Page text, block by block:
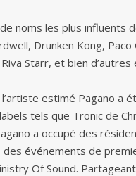
noms les plus influents
Drunken Kong, Paco
Starr, et bien d’autres
estimé Pagano a
tels que Tronic de
a occupé des
événements de
Of Sound.